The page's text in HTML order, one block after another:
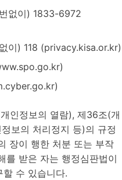
없이) 1833-6972
이) 118 (privacy.kisa.or.kr)
인정보의 열람), 제36조(개
보의 처리정지 등)의 규정
장이 행한 처분 또는 부작
를 받은 자는 행정심판법이
수 있습니다.